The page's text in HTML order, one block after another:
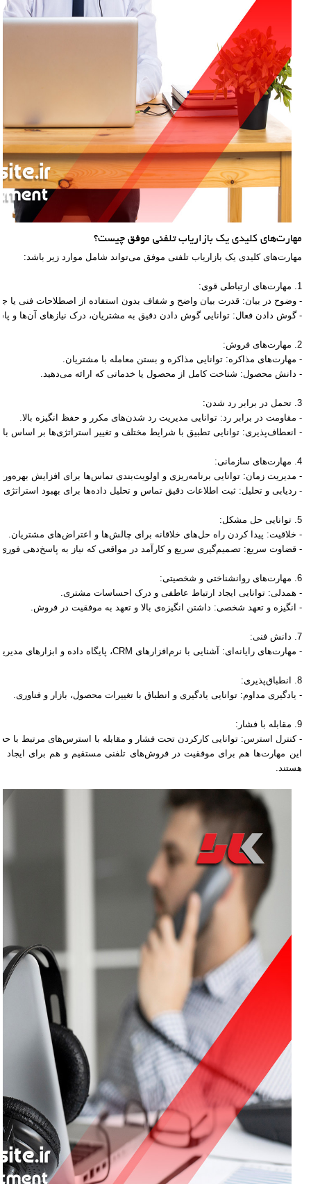
مهارت‌های کلیدی یک بازاریاب تلفنی موفق چیست؟
مهارت‌های کلیدی یک بازاریاب تلفنی موفق می‌تواند شامل موارد زیر باشد:
1. مهارت‌های ارتباطی قوی:
- وضوح در بیان: قدرت بیان واضح و شفاف بدون استفاده از اصطلاحات فنی یا
- گوش دادن فعال: توانایی گوش دادن دقیق به مشتریان، درک نیازهای آن‌ها و
2. مهارت‌های فروش:
- مهارت‌های مذاکره: توانایی مذاکره و بستن معامله با مشتریان.
- دانش محصول: شناخت کامل از محصول یا خدماتی که ارائه می‌دهید.
3. تحمل در برابر رد شدن:
- مقاومت در برابر رد: توانایی مدیریت رد شدن‌های مکرر و حفظ انگیزه بالا.
- انعطاف‌پذیری: توانایی تطبیق با شرایط مختلف و تغییر استراتژی‌ها بر اساس
4. مهارت‌های سازمانی:
- مدیریت زمان: توانایی برنامه‌ریزی و اولویت‌بندی تماس‌ها برای افزایش
- ردیابی و تحلیل: ثبت اطلاعات دقیق تماس و تحلیل داده‌ها برای بهبود
5. توانایی حل مشکل:
- خلاقیت: پیدا کردن راه حل‌های خلاقانه برای چالش‌ها و اعتراض‌های مشتریان.
- قضاوت سریع: تصمیم‌گیری سریع و کارآمد در مواقعی که نیاز به پاسخ‌دهی
6. مهارت‌های روانشناختی و شخصیتی:
- همدلی: توانایی ایجاد ارتباط عاطفی و درک احساسات مشتری.
- انگیزه و تعهد شخصی: داشتن انگیزه‌ی بالا و تعهد به موفقیت در فروش.
7. دانش فنی:
- مهارت‌های رایانه‌ای: آشنایی با نرم‌افزارهای CRM، پایگاه داده و ابزارهای مدیریت تماس.
8. انطباق‌پذیری:
- یادگیری مداوم: توانایی یادگیری و انطباق با تغییرات محصول، بازار و فناوری.
9. مقابله با فشار:
- کنترل استرس: توانایی کارکردن تحت فشار و مقابله با استرس‌های مرتبط با
این مهارت‌ها هم برای موفقیت در فروش‌های تلفنی مستقیم و هم برای ایجاد
هستند.